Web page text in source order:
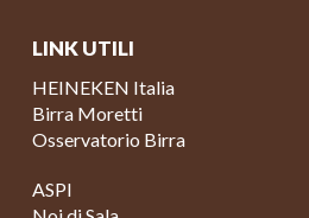
LINK UTILI
HEINEKEN Italia
Birra Moretti
Osservatorio Birra
ASPI